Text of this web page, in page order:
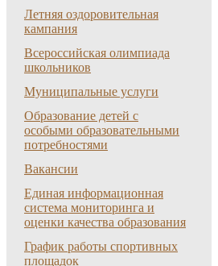
Летняя оздоровительная
кампания
Всероссийская олимпиада
школьников
Муниципальные услуги
Образование детей с
особыми образовательными
потребностями
Вакансии
Единая информационная
система мониторинга и
оценки качества образования
График работы спортивных
площадок